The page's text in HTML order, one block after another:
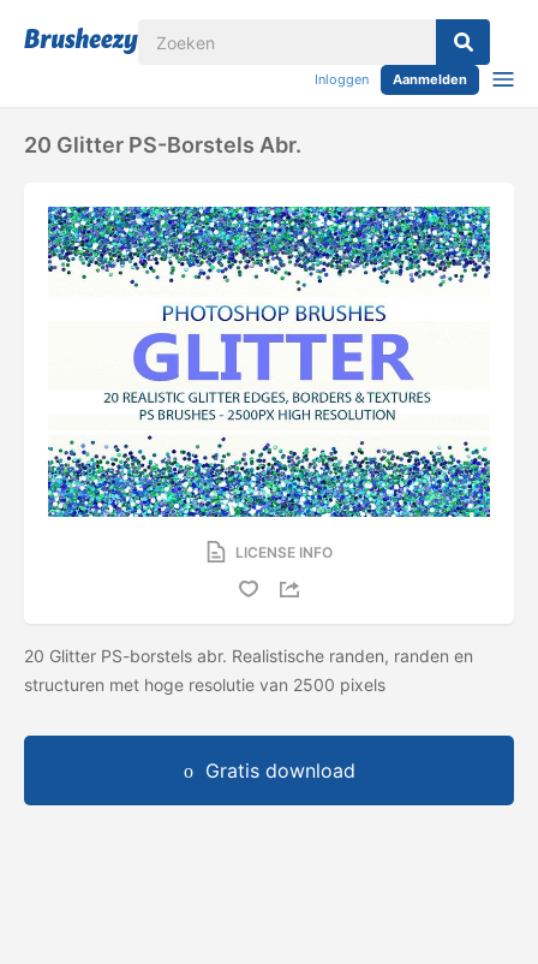
Inloggen Aanmelden
20 Glitter PS-Borstels Abr.
LICENSE INFO
20 Glitter PS-borstels abr. Realistische randen, randen en
structuren met hoge resolutie van 2500 pixels
Gratis download